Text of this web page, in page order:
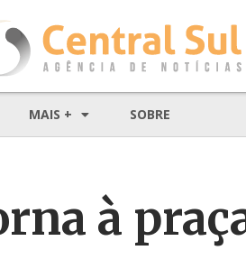
MAIS + SOBRE
à